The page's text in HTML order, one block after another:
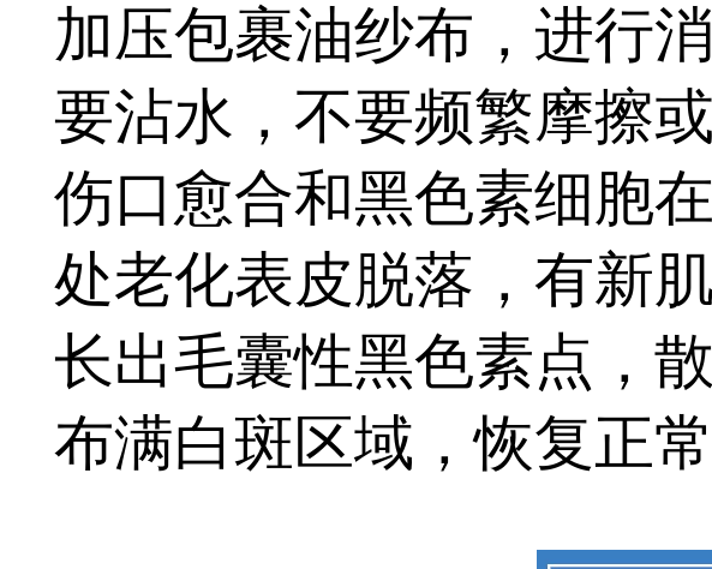
加压包裹油纱布，进行
要沾水，不要频繁摩擦
伤口愈合和黑色素细胞
处老化表皮脱落，有新
长出毛囊性黑色素点，
布满白斑区域，恢复正常